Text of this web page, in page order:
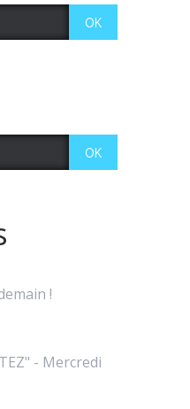
!
- Mercredi